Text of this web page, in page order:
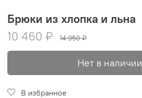
Брюки из хлопка и льна
10 460 ₽
14 950 ₽
Нет в наличии
В избранное